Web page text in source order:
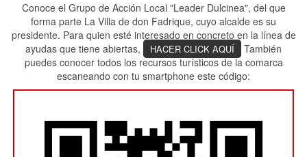
Conoce el Grupo de Acción Local "Leader Dulcinea", del que
forma parte La Villa de don Fadrique, cuyo alcalde es su
presidente. Para quien esté interesado en concreto en la línea de
ayudas que tiene abiertas,
HACER CLICK AQUÍ
También
puedes conocer todos los recursos turísticos de la comarca
escaneando con tu smartphone este código: